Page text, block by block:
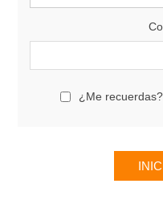
¿Me recuerdas?